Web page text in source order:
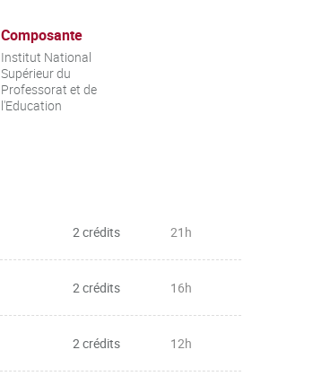
Composante
Institut National
Supérieur du
Professorat et de
l'Education
2 crédits 21h
2 crédits 16h
2 crédits 12h